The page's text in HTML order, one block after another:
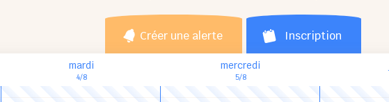
Créer une alerte Inscription
mardi
4/8
mercredi
5/8